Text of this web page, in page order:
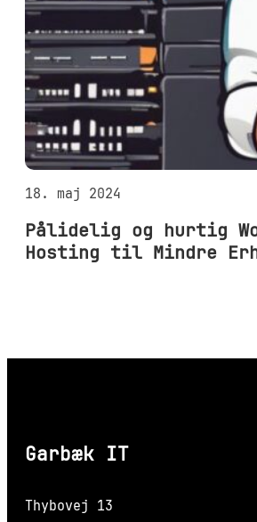
18. maj 2024
Pålidelig og hurtig
Hosting til Mindre
Garbæk IT
Thybovej 13